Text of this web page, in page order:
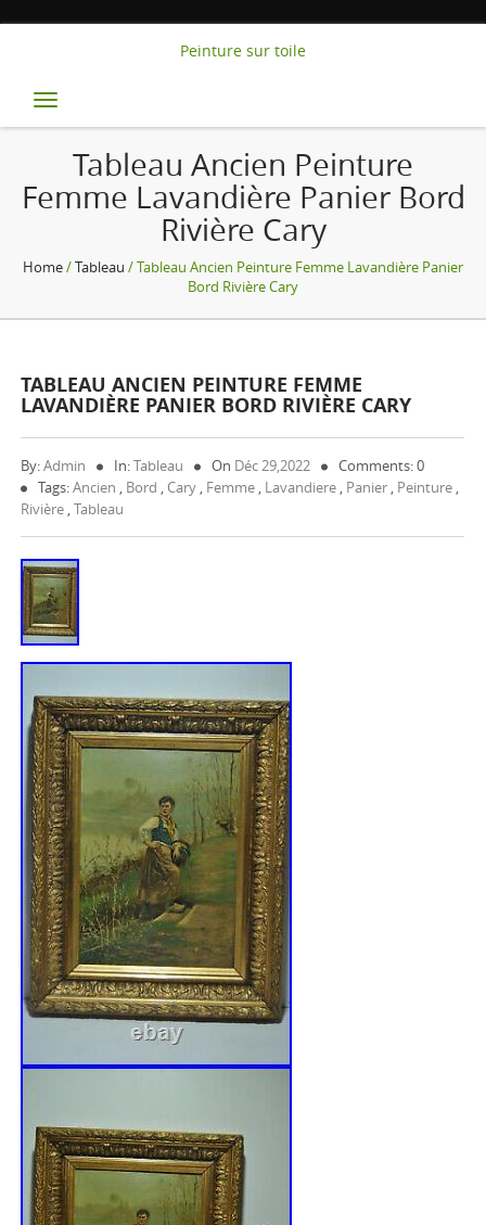
Peinture sur toile
Toggle
navigation
Tableau Ancien Peinture
Femme Lavandière Panier Bord
Rivière Cary
Home/Tableau / Tableau Ancien Peinture Femme Lavandière Panier
Bord Rivière Cary
TABLEAU ANCIEN PEINTURE FEMME
LAVANDIÈRE PANIER BORD RIVIÈRE CARY
By:Admin In:Tableau On Déc 29,2022
Comments: 0
Tags:Ancien , Bord , Cary , Femme , Lavandiere , Panier , Peinture ,
Rivière ,Tableau